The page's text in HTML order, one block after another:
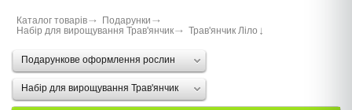
Каталог товарів
Подарунки
Набір для вирощування Трав'янчик
Трав'янчик Лiло
Подарункове оформлення рослин
Набір для вирощування Трав'янчик